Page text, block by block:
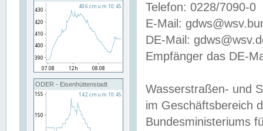
ODER - Eisenhüttenstadt
Telefon: 0228/7090-0
E-Mail:
DE-Mail:
Empfänger das DE-
Wasserstraßen- und
im Geschäftsbereich
Bundesministeriums